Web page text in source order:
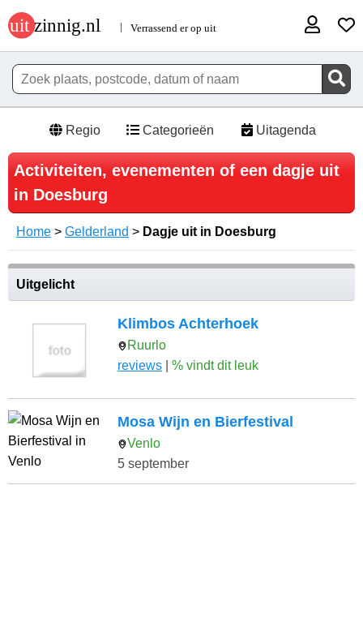
Regio Categorieën Uitagenda
Activiteiten, evenementen of een dagje uit
in Doesburg
Home > Gelderland > Dagje uit in Doesburg
Uitgelicht
Klimbos Achterhoek
Ruurlo
reviews
% vindt dit leuk
Mosa Wijn en Bierfestival
Venlo
5 september